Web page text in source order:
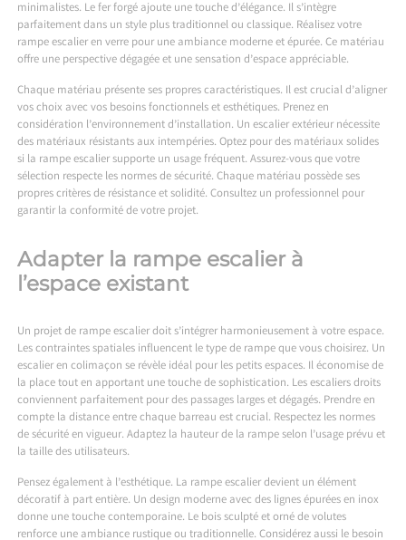
minimalistes. Le fer forgé ajoute une touche d’élégance. Il s’intègre
parfaitement dans un style plus traditionnel ou classique. Réalisez votre
rampe escalier en verre pour une ambiance moderne et épurée. Ce matériau
offre une perspective dégagée et une sensation d’espace appréciable.
Chaque matériau présente ses propres caractéristiques. Il est crucial d’aligner
vos choix avec vos besoins fonctionnels et esthétiques. Prenez en
considération l’environnement d’installation. Un escalier extérieur nécessite
des matériaux résistants aux intempéries. Optez pour des matériaux solides
si la rampe escalier supporte un usage fréquent. Assurez-vous que votre
sélection respecte les normes de sécurité. Chaque matériau possède ses
propres critères de résistance et solidité. Consultez un professionnel pour
garantir la conformité de votre projet.
Adapter la rampe escalier à
l’espace existant
Un projet de rampe escalier doit s’intégrer harmonieusement à votre espace.
Les contraintes spatiales influencent le type de rampe que vous choisirez. Un
escalier en colimaçon se révèle idéal pour les petits espaces. Il économise de
la place tout en apportant une touche de sophistication. Les escaliers droits
conviennent parfaitement pour des passages larges et dégagés. Prendre en
compte la distance entre chaque barreau est crucial. Respectez les normes
de sécurité en vigueur. Adaptez la hauteur de la rampe selon l’usage prévu et
la taille des utilisateurs.
Pensez également à l’esthétique. La rampe escalier devient un élément
décoratif à part entière. Un design moderne avec des lignes épurées en inox
donne une touche contemporaine. Le bois sculpté et orné de volutes
renforce une ambiance rustique ou traditionnelle. Considérez aussi le besoin